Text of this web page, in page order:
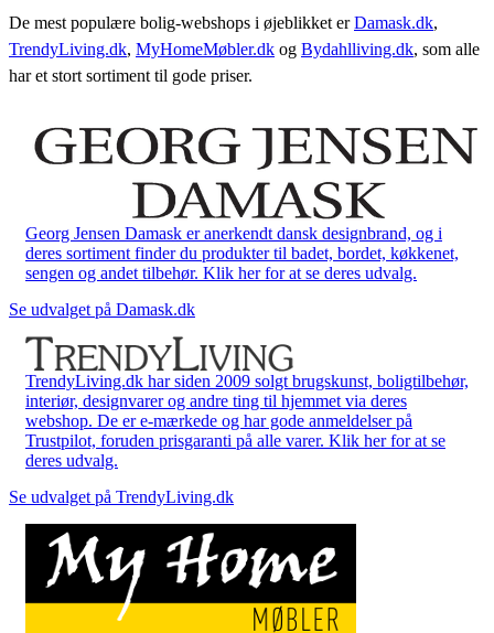
De mest populære bolig-webshops i øjeblikket erDamask.dk,
TrendyLiving.dk, MyHomeMøbler.dk og Bydahlliving.dk, som alle
har et stort sortiment til gode priser.
Georg Jensen Damask er anerkendt dansk designbrand, og i
deres sortiment finder du produkter til badet, bordet, køkkenet,
sengen og andet tilbehør. Klik her for at se deres udvalg.
Se udvalget på Damask.dk
TrendyLiving.dk har siden 2009 solgt brugskunst, boligtilbehør,
interiør, designvarer og andre ting til hjemmet via deres
webshop. De er e-mærkede og har gode anmeldelser på
Trustpilot, foruden prisgaranti på alle varer. Klik her for at se
deres udvalg.
Se udvalget på TrendyLiving.dk